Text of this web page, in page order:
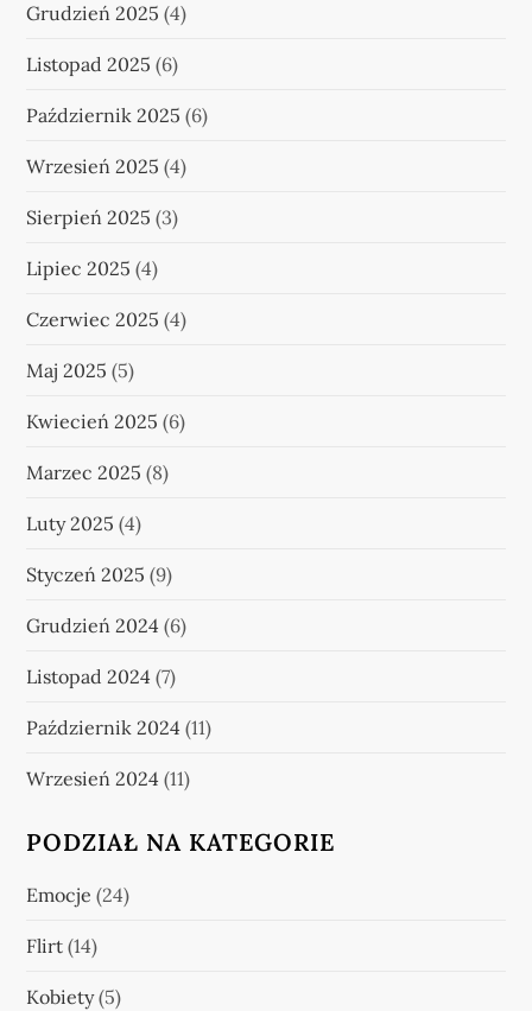
Grudzień 2025 (4)
Listopad 2025 (6)
Październik 2025 (6)
Wrzesień 2025 (4)
Sierpień 2025 (3)
Lipiec 2025 (4)
Czerwiec 2025 (4)
Maj 2025 (5)
Kwiecień 2025 (6)
Marzec 2025 (8)
Luty 2025 (4)
Styczeń 2025 (9)
Grudzień 2024 (6)
Listopad 2024 (7)
Październik 2024 (11)
Wrzesień 2024 (11)
PODZIAŁ NA KATEGORIE
Emocje (24)
Flirt (14)
Kobiety(5)